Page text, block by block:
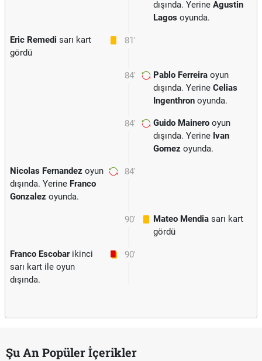
dışında. Yerine Agustin
Lagos oyunda.
81'
Eric Remedi sarı kart
gördü
84' Pablo Ferreira oyun
dışında. Yerine Celias
Ingenthron oyunda.
84' Guido Mainero oyun
dışında. Yerine Ivan
Gomez oyunda.
84'
Nicolas Fernandez oyun
dışında. Yerine Franco
Gonzalez oyunda.
90' Mateo Mendia sarı kart
gördü
90'
Franco Escobarikinci
sarı kart ile oyun
dışında.
Şu An Popüler İçerikler